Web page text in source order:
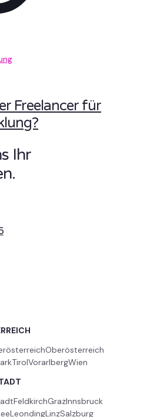
Freelancer für
Ihr
Oberösterreich
TirolVorarlbergWien
FeldkirchGrazInnsbruck
LeondingLinzSalzburg